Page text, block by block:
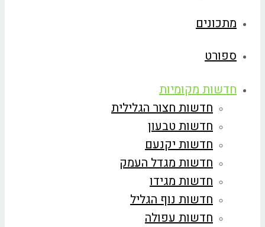
מתכונים
ספורט
חדשות מקומיות
חדשות חצור הגלילית
חדשות טבעון
חדשות יקנעם
חדשות מגדל העמק
חדשות מגידו
חדשות נוף הגליל
חדשות עפולה